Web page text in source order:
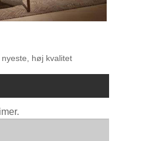
høj kvalitet